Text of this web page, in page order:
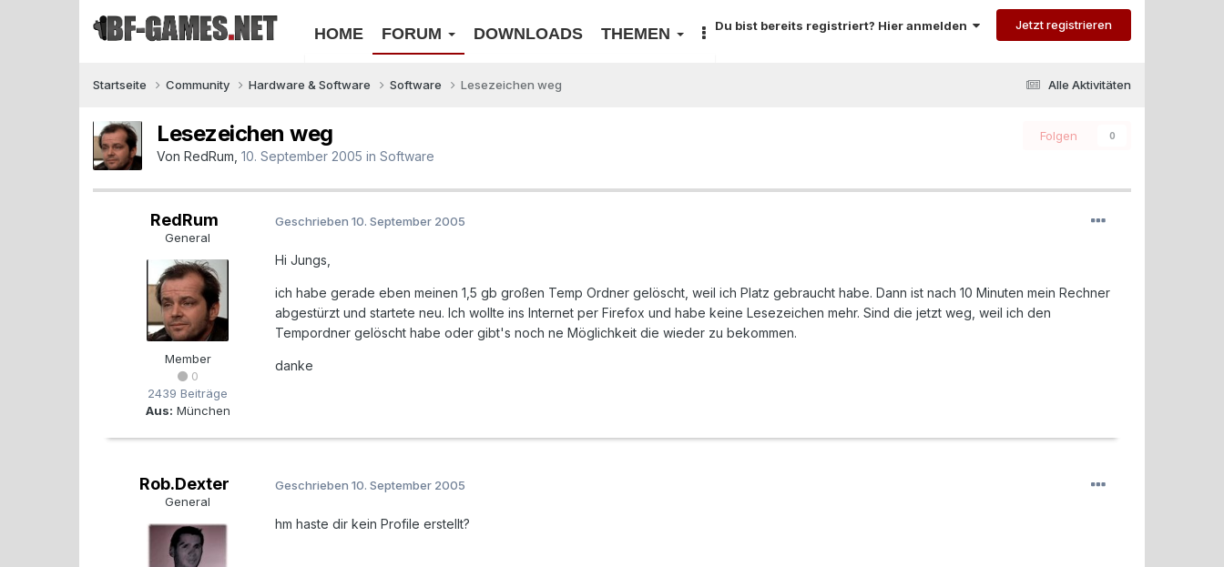
HOME FORUM DOWNLOADS THEMEN Du bist bereits registriert? Hier anmelden Jetzt registrieren
Alle Aktivitäten
Startseite Community Hardware & Software Software Lesezeichen weg
Folgen 0
Lesezeichen weg
Von RedRum 10. September 2005 in Software
RedRum
General
Member
0
2439 Beiträge
Aus: München
Geschrieben 10. September 2005
Hi Jungs,
ich habe gerade eben meinen 1,5 gb großen Temp Ordner gelöscht, weil ich Platz gebraucht habe. Dann ist nach 10 Minuten mein Rechner
abgestürzt und startete neu. Ich wollte ins Internet per Firefox und habe keine Lesezeichen mehr. Sind die jetzt weg, weil ich den
Tempordner gelöscht habe oder gibt's noch ne Möglichkeit die wieder zu bekommen.
danke
Rob.Dexter
General
Geschrieben 10. September 2005
hm haste dir kein Profile erstellt?